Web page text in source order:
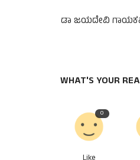
ಡಾ ಜಯದೇವಿ
WHAT'S YOUR
0